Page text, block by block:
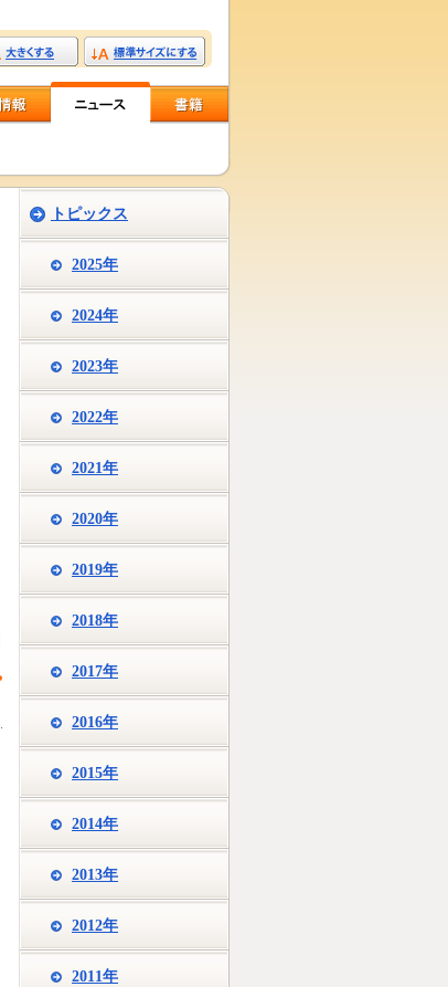
トピックス
2025年
2024年
2023年
2022年
2021年
2020年
2019年
2018年
2017年
2016年
2015年
2014年
2013年
2012年
2011年